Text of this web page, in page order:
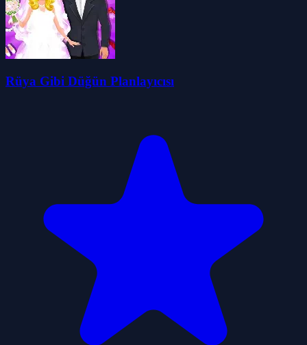
Rüya Gibi Düğün Planlayıcısı